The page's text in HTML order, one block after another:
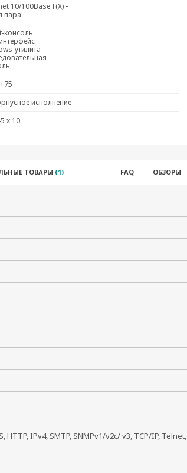
10/100BaseT(X) -
пара'
консоль
утилита
исполнение
x 10
ТОВАРЫ (1) FAQ ОБЗОРЫ
HTTP, IPv4, SMTP, SNMPv1/v2c/ v3, TCP/IP, Telnet,